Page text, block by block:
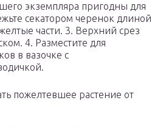
экземпляра пригодны для
секатором черенок длиной
части. 3. Верхний срез
4. Разместите для
в вазочке с
пожелтевшее растение от